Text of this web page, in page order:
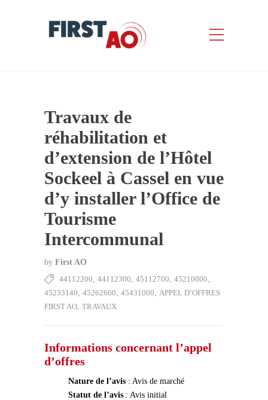
Travaux de
réhabilitation et
d’extension de l’Hôtel
Sockeel à Cassel en vue
d’y installer l’Office de
Tourisme
Intercommunal
by First AO
44112200, 44112300, 45112700, 45210000,
45233140, 45262660, 45431000, APPEL D’OFFRES
FIRST AO, TRAVAUX
Informations concernant l’appel
d’offres
Nature de l’avis : Avis de marché
Statut de l’avis : Avis initial